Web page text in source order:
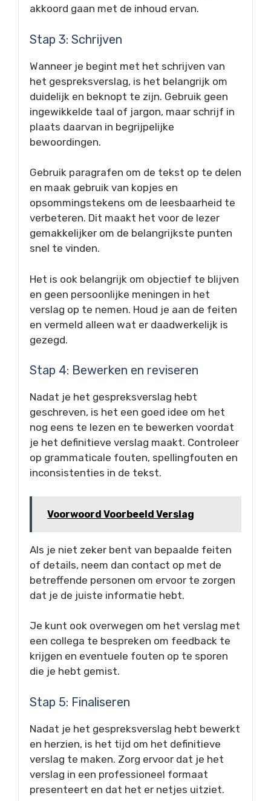
akkoord gaan met de inhoud ervan.
Stap 3: Schrijven
Wanneer je begint met het schrijven van
het gespreksverslag, is het belangrijk om
duidelijk en beknopt te zijn. Gebruik geen
ingewikkelde taal of jargon, maar schrijf in
plaats daarvan in begrijpelijke
bewoordingen.
Gebruik paragrafen om de tekst op te delen
en maak gebruik van kopjes en
opsommingstekens om de leesbaarheid te
verbeteren. Dit maakt het voor de lezer
gemakkelijker om de belangrijkste punten
snel te vinden.
Het is ook belangrijk om objectief te blijven
en geen persoonlijke meningen in het
verslag op te nemen. Houd je aan de feiten
en vermeld alleen wat er daadwerkelijk is
gezegd.
Stap 4: Bewerken en reviseren
Nadat je het gespreksverslag hebt
geschreven, is het een goed idee om het
nog eens te lezen en te bewerken voordat
je het definitieve verslag maakt. Controleer
op grammaticale fouten, spellingfouten en
inconsistenties in de tekst.
Voorwoord Voorbeeld Verslag
Als je niet zeker bent van bepaalde feiten
of details, neem dan contact op met de
betreffende personen om ervoor te zorgen
dat je de juiste informatie hebt.
Je kunt ook overwegen om het verslag met
een collega te bespreken om feedback te
krijgen en eventuele fouten op te sporen
die je hebt gemist.
Stap 5: Finaliseren
Nadat je het gespreksverslag hebt bewerkt
en herzien, is het tijd om het definitieve
verslag te maken. Zorg ervoor dat je het
verslag in een professioneel formaat
presenteert en dat het er netjes uitziet.